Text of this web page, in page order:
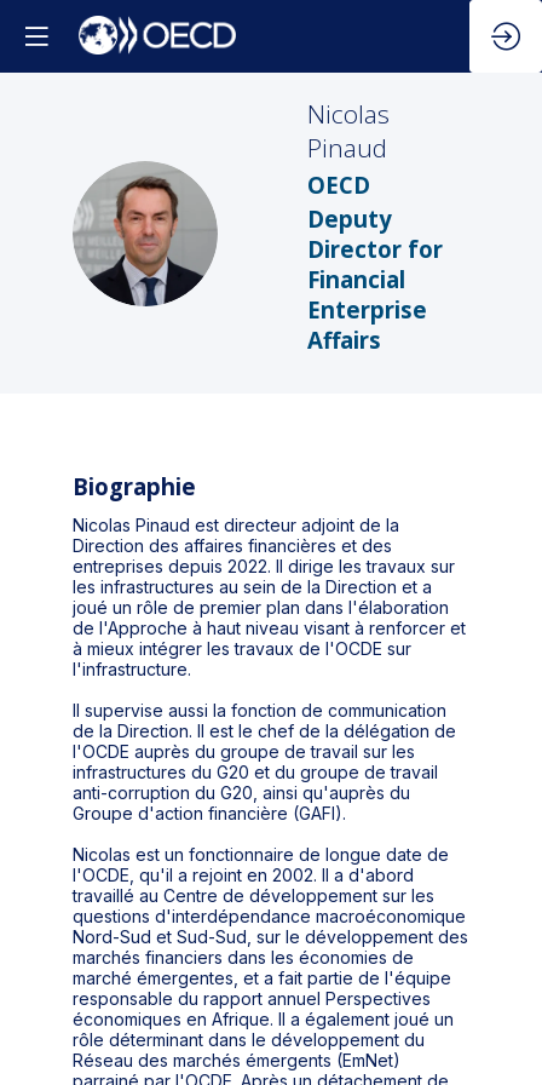
NP
Nicolas
Pinaud
OECD
Deputy
Director for
Financial
Enterprise
Affairs
Biographie
Nicolas Pinaud est directeur adjoint de la
Direction des affaires financières et des
entreprises depuis 2022. Il dirige les travaux sur
les infrastructures au sein de la Direction et a
joué un rôle de premier plan dans l'élaboration
de l'Approche à haut niveau visant à renforcer et
à mieux intégrer les travaux de l'OCDE sur
l'infrastructure.
Il supervise aussi la fonction de communication
de la Direction. Il est le chef de la délégation de
l'OCDE auprès du groupe de travail sur les
infrastructures du G20 et du groupe de travail
anti-corruption du G20, ainsi qu'auprès du
Groupe d'action financière (GAFI).
Nicolas est un fonctionnaire de longue date de
l'OCDE, qu'il a rejoint en 2002. Il a d'abord
travaillé au Centre de développement sur les
questions d'interdépendance macroéconomique
Nord-Sud et Sud-Sud, sur le développement des
marchés financiers dans les économies de
marché émergentes, et a fait partie de l'équipe
responsable du rapport annuel Perspectives
économiques en Afrique. Il a également joué un
rôle déterminant dans le développement du
Réseau des marchés émergents (EmNet)